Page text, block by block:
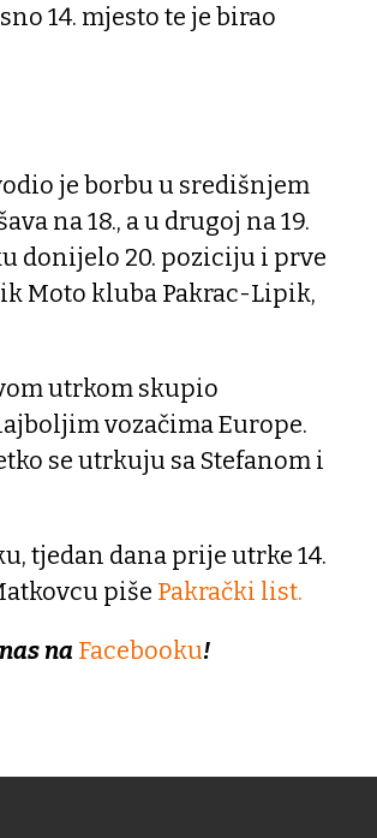
14. mjesto te je birao
je borbu u središnjem
na 18., a u drugoj na 19.
donijelo 20. poziciju i prve
Moto kluba Pakrac-Lipik,
utrkom skupio
vozačima Europe.
se utrkuju sa Stefanom i
tjedan dana prije utrke 14.
piše Pakrački list.
na Facebooku!